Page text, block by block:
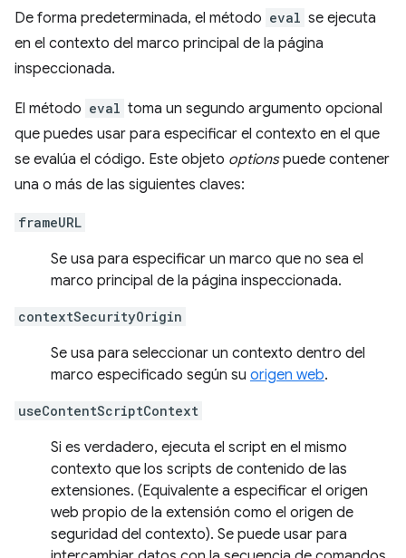
De forma predeterminada, el método eval se ejecuta
en el contexto del marco principal de la página
inspeccionada.
El método eval toma un segundo argumento opcional
que puedes usar para especificar el contexto en el que
se evalúa el código. Este objeto optionspuede contener
una o más de las siguientes claves:
frameURL
Se usa para especificar un marco que no sea el
marco principal de la página inspeccionada.
contextSecurityOrigin
Se usa para seleccionar un contexto dentro del
marco especificado según su origen web.
useContentScriptContext
Si es verdadero, ejecuta el script en el mismo
contexto que los scripts de contenido de las
extensiones. (Equivalente a especificar el origen
web propio de la extensión como el origen de
seguridad del contexto). Se puede usar para